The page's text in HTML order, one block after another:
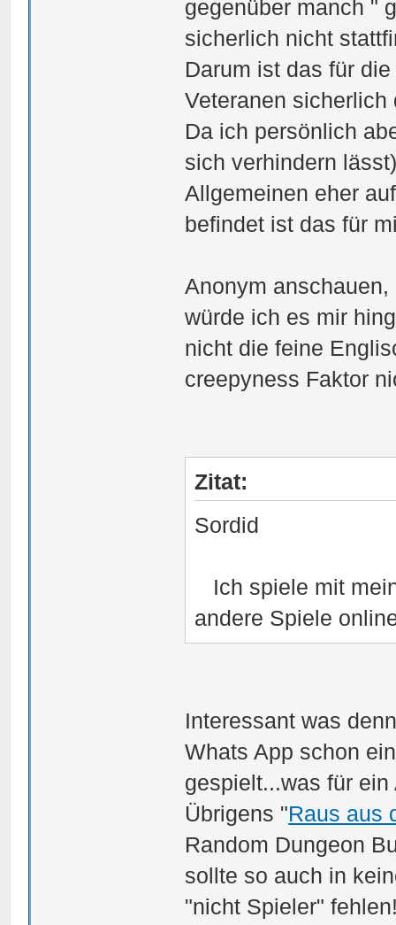
gegenüber manch "
sicherlich nicht
Darum ist das für
Veteranen
Da ich persönlich
sich verhindern
Allgemeinen eher
befindet ist das für
Anonym anschauen,
würde ich es mir
nicht die feine
creepyness Faktor
Zitat:
Sordid
Ich spiele mit
andere Spiele
Interessant was
Whats App schon
gespielt...was für
Übrigens "Raus aus
Random Dungeon
sollte so auch in
"nicht Spieler"